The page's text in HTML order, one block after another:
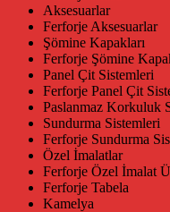
Aksesuarlar
Ferforje Aksesuarlar
Şömine Kapakları
Ferforje Şömine
Panel Çit Sistemleri
Ferforje Panel Çit
Paslanmaz Korkuluk
Sundurma Sistemleri
Ferforje Sundurma
Özel İmalatlar
Ferforje Özel İmalat
Ferforje Tabela
Kamelya